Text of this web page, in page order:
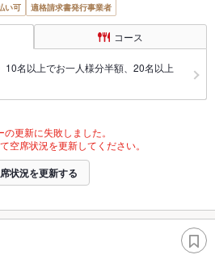
い可 適格請求書発行事業者
コース
10名以上でお一人様分半額、20名以上
の更新に失敗しました。
空席状況を更新してください。
状況を更新する